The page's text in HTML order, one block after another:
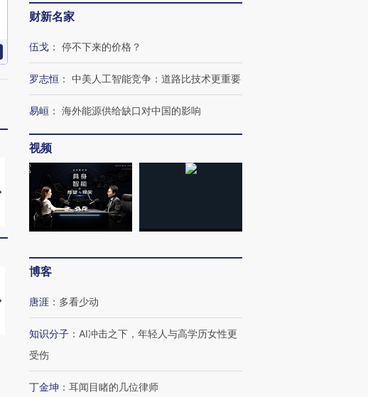
视线｜HYROX的吸金
术：是什么让中产们甘
心“花钱找虐”？
马航飞行员跨国走私7万
粒摇头丸 尿检体内含3种
毒品
【推广】走进第四届链博
有意思的生活方式·第三对
住三大增长引擎是什么？
财新名家
伍戈 ： 停不下来的价格？
罗志恒 ： 中美人工智能竞争：道路比技术更重要
易峘 ： 海外能源供给缺口对中国的影响
视频
博客
唐涯 ： 多看少动
知识分子 ： AI冲击之下，年轻人与高学历女性更
受伤
丁金坤 ： 耳闻目睹的几位律师